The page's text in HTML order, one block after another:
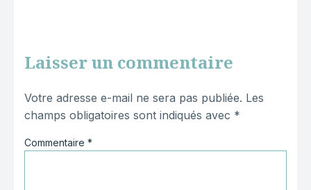
Laisser un commentaire
Votre adresse e-mail ne sera pas publiée. Les
champs obligatoires sont indiqués avec *
Commentaire *